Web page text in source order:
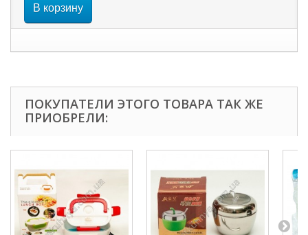
В корзину
ПОКУПАТЕЛИ ЭТОГО ТОВАРА ТАК ЖЕ
ПРИОБРЕЛИ: